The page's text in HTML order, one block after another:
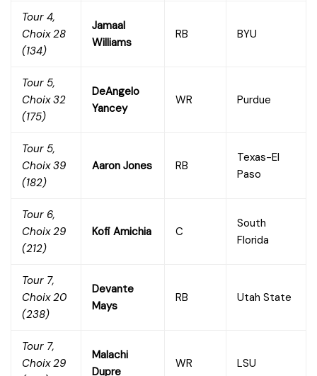
Tour 4,
Choix 28
(134)
Jamaal
Williams
RB BYU
Tour 5,
Choix 32
(175)
DeAngelo
Yancey
WR Purdue
Tour 5,
Choix 39
(182)
Aaron Jones RB
Texas-El
Paso
Tour 6,
Choix 29
(212)
Kofi Amichia C
South
Florida
Tour 7,
Choix 20
(238)
Devante
Mays
RB Utah State
Tour 7,
Choix 29
Malachi
Dupre
WR LSU